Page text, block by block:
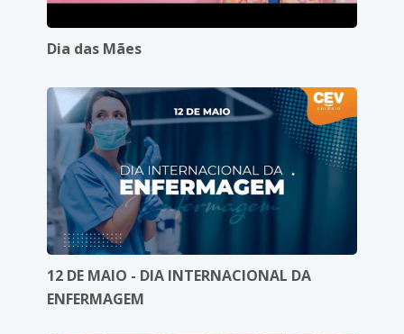
Dia das Mães
12 DE MAIO - DIA INTERNACIONAL DA
ENFERMAGEM